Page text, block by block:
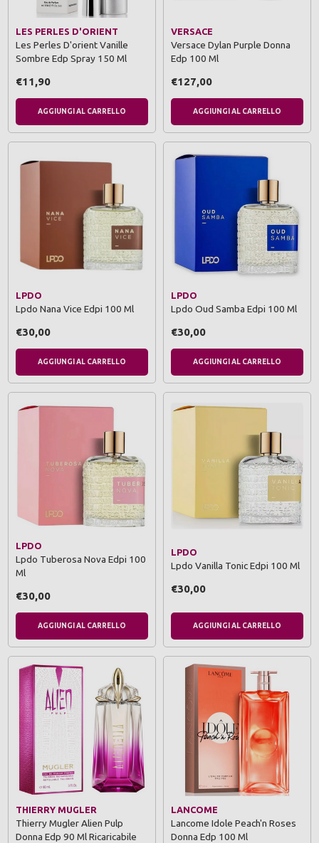
LES PERLES D'ORIENT
Les Perles D'orient Vanille
Sombre Edp Spray 150 Ml
€11,90
AGGIUNGI AL CARRELLO
VERSACE
Versace Dylan Purple Donna
Edp 100 Ml
€127,00
AGGIUNGI AL CARRELLO
LPDO
Lpdo Nana Vice Edpi 100 Ml
€30,00
AGGIUNGI AL CARRELLO
LPDO
Lpdo Oud Samba Edpi 100 Ml
€30,00
AGGIUNGI AL CARRELLO
LPDO
Lpdo Tuberosa Nova Edpi 100
Ml
€30,00
AGGIUNGI AL CARRELLO
LPDO
Lpdo Vanilla Tonic Edpi 100 Ml
€30,00
AGGIUNGI AL CARRELLO
THIERRY MUGLER
Thierry Mugler Alien Pulp
Donna Edp 90 Ml Ricaricabile
LANCOME
Lancome Idole Peach'n Roses
Donna Edp 100 Ml